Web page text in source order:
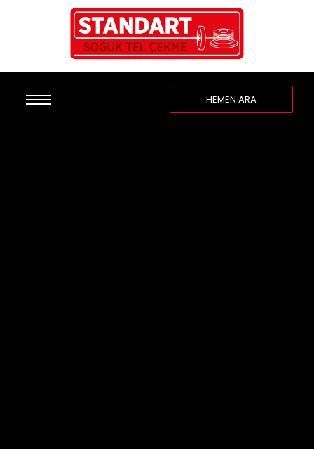
HEMEN ARA